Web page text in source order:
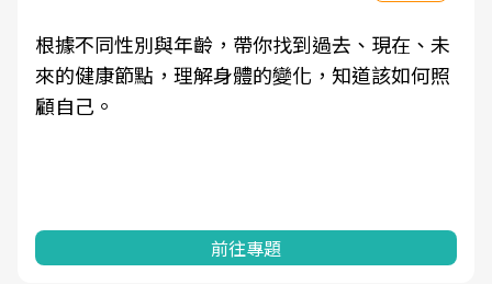
根據不同性別與年齡，帶你找到過去、現在、未
來的健康節點，理解身體的變化，知道該如何照
顧自己。
前往專題